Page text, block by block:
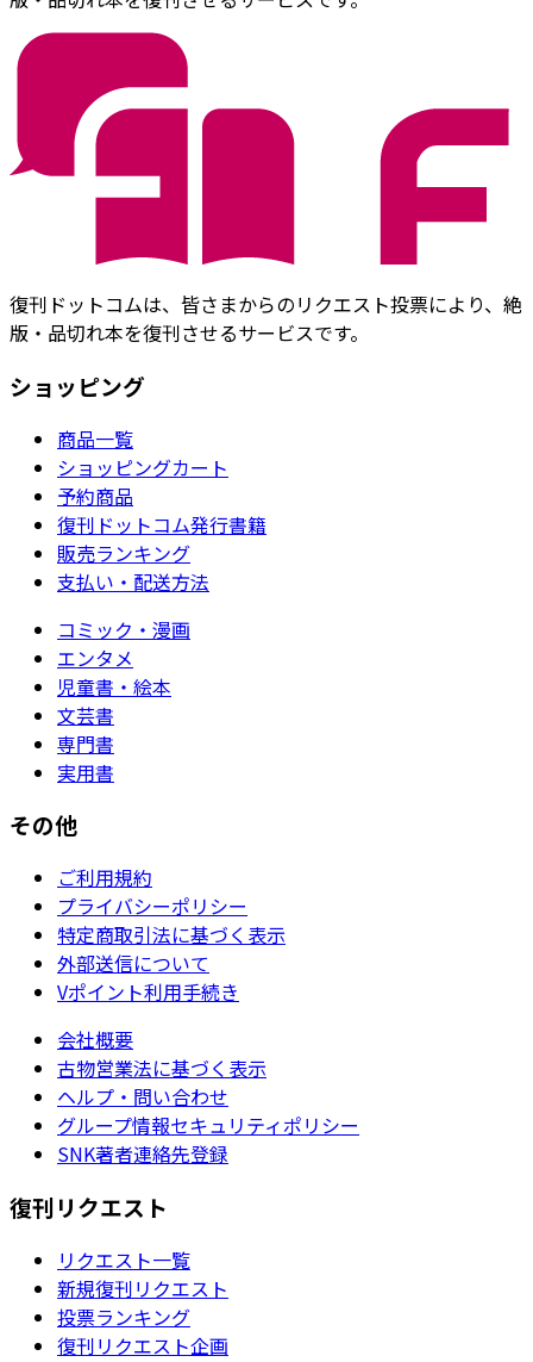
復刊ドットコムは、皆さまからのリクエスト投票により、絶
版・品切れ本を復刊させるサービスです。
ショッピング
商品一覧
ショッピングカート
予約商品
復刊ドットコム発行書籍
販売ランキング
支払い・配送方法
コミック・漫画
エンタメ
児童書・絵本
文芸書
専門書
実用書
その他
ご利用規約
プライバシーポリシー
特定商取引法に基づく表示
外部送信について
Vポイント利用手続き
会社概要
古物営業法に基づく表示
ヘルプ・問い合わせ
グループ情報セキュリティポリシー
SNK著者連絡先登録
復刊リクエスト
リクエスト一覧
新規復刊リクエスト
投票ランキング
復刊リクエスト企画